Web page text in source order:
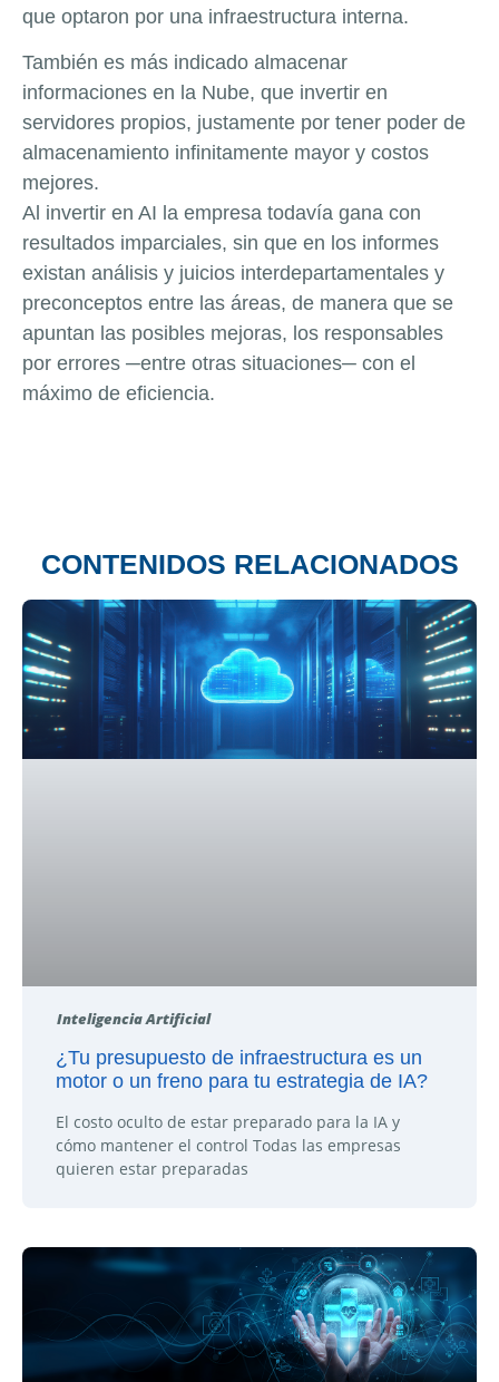
que optaron por una infraestructura interna.
También es más indicado almacenar
informaciones en la Nube, que invertir en
servidores propios, justamente por tener poder de
almacenamiento infinitamente mayor y costos
mejores.
Al invertir en AI la empresa todavía gana con
resultados imparciales, sin que en los informes
existan análisis y juicios interdepartamentales y
preconceptos entre las áreas, de manera que se
apuntan las posibles mejoras, los responsables
por errores ─entre otras situaciones─ con el
máximo de eficiencia.
CONTENIDOS RELACIONADOS
Inteligencia Artificial
¿Tu presupuesto de infraestructura es un
motor o un freno para tu estrategia de IA?
El costo oculto de estar preparado para la IA y
cómo mantener el control Todas las empresas
quieren estar preparadas